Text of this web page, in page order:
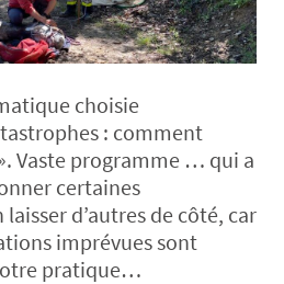
choisie
: comment
Vaste programme … qui a
certaines
d’autres de côté, car
imprévues sont
pratique…